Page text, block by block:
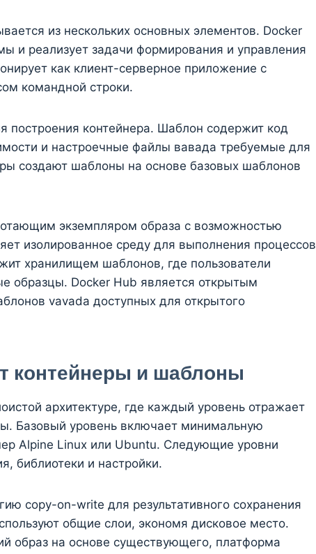
из нескольких основных элементов. Docker
и реализует задачи формирования и управления
как клиент-серверное приложение с
командной строки.
построения контейнера. Шаблон содержит код
и настроечные файлы вавада требуемые для
создают шаблоны на основе базовых шаблонов
экземпляром образа с возможностью
изолированное среду для выполнения процессов
хранилищем шаблонов, где пользователи
образцы. Docker Hub является открытым
vavada доступных для открытого
контейнеры и шаблоны
архитектуре, где каждый уровень отражает
Базовый уровень включает минимальную
Alpine Linux или Ubuntu. Следующие уровни
библиотеки и настройки.
copy-on-write для результативного сохранения
общие слои, экономя дисковое место.
образ на основе существующего, платформа